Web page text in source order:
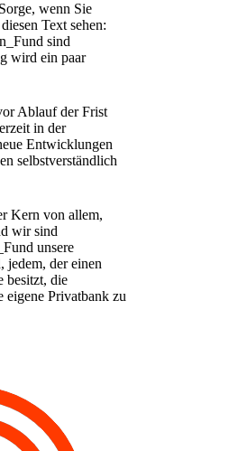
wenn Sie
Text sehen:
sind
wird ein paar
Ablauf der Frist
in der
Entwicklungen
selbstverständlich
Kern von allem,
wir sind
unsere
jedem, der einen
besitzt, die
eigene Privatbank zu